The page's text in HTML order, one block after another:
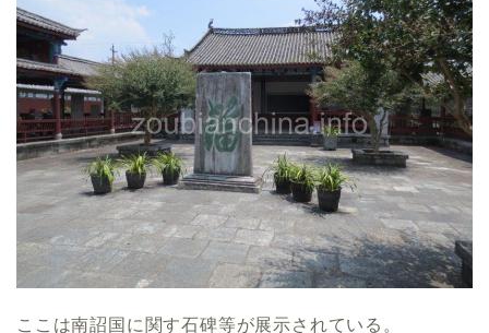
ここは南詔国に関す石碑等が展示されている。